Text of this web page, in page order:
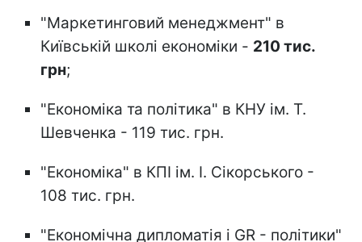
"Маркетинговий менеджмент" в
Київській школі економіки - 210 тис.
грн;
"Економіка та політика" в КНУ ім. Т.
Шевченка - 119 тис. грн.
"Економіка" в КПІ ім. І. Сікорського -
108 тис. грн.
"Економічна дипломатія і GR - політики"